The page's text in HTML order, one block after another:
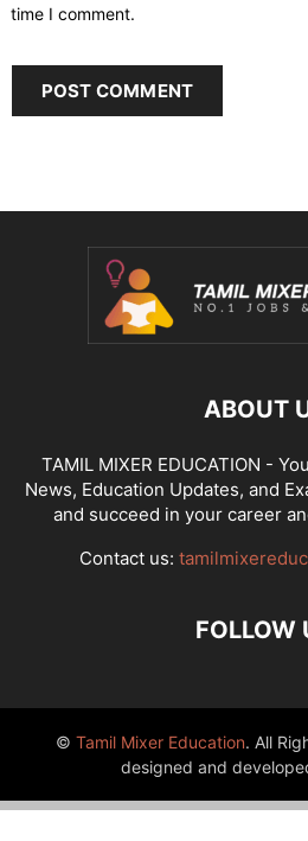
time I comment.
ABOUT
TAMIL MIXER EDUCATION -
News, Education Updates, and
and succeed in your career
Contact us:
FOLLOW
© Tamil Mixer Education. All
designed and